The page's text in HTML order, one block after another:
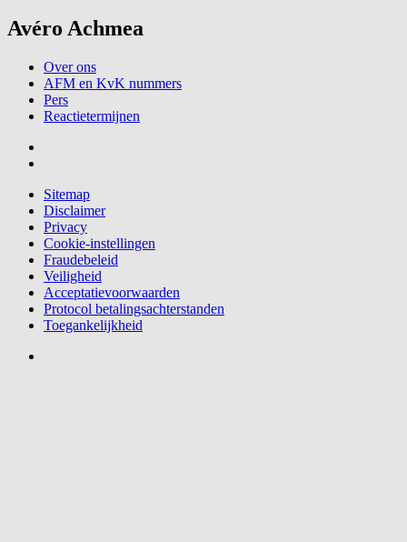
Avéro Achmea
Over ons
AFM en KvK nummers
Pers
Reactietermijnen
Sitemap
Disclaimer
Privacy
Cookie-instellingen
Fraudebeleid
Veiligheid
Acceptatievoorwaarden
Protocol betalingsachterstanden
Toegankelijkheid